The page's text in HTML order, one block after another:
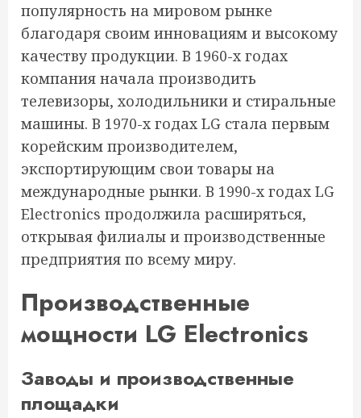
популярность на мировом рынке
благодаря своим инновациям и высокому
качеству продукции. В 1960-х годах
компания начала производить
телевизоры, холодильники и стиральные
машины. В 1970-х годах LG стала первым
корейским производителем,
экспортирующим свои товары на
международные рынки. В 1990-х годах LG
Electronics продолжила расширяться,
открывая филиалы и производственные
предприятия по всему миру.
Производственные
мощности LG Electronics
Заводы и производственные
площадки